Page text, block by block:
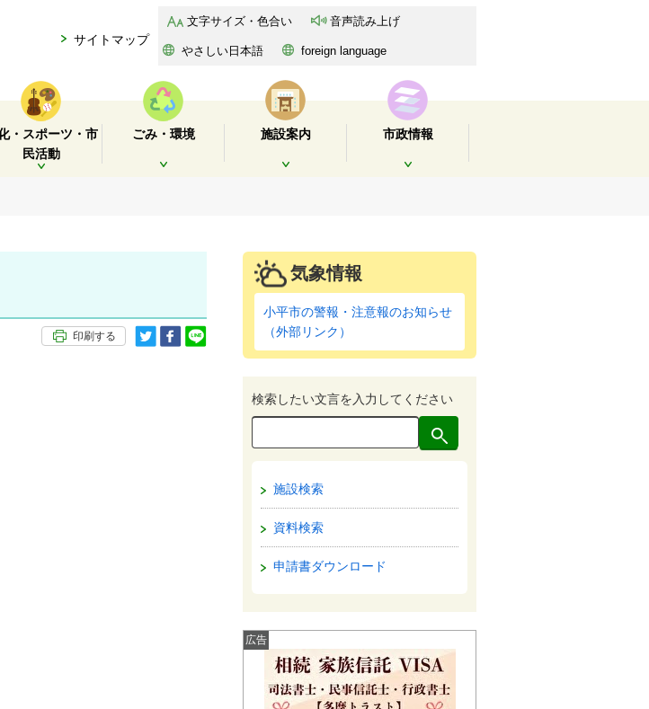
サイトマップ
文字サイズ・色合い 音声読み上げ
やさしい日本語 foreign language
・スポーツ・市
民活動
ごみ・環境 施設案内 市政情報
印刷する
気象情報
小平市の警報・注意報のお知らせ
（外部リンク）
検索したい文言を入力してください
施設検索
資料検索
申請書ダウンロード
広告